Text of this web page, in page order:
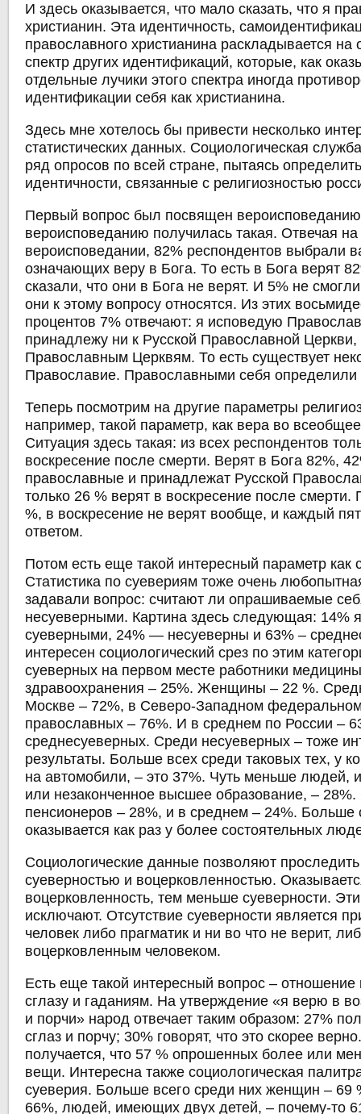
И здесь оказывается, что мало сказать, что я
христианин. Эта идентичность,
православного христианина раскладывается на
спектр других идентификаций, которые, как
отдельные лучики этого спектра иногда
идентификации себя как христианина.
Здесь мне хотелось бы привести несколько
статистических данных. Социологическая
ряд опросов по всей стране, пытаясь
идентичности, связанные с религиозностью
Первый вопрос был посвящен
вероисповеданию получилась такая. Отвечая
вероисповедании, 82% респондентов выбрали
означающих веру в Бога. То есть в Бога верят
сказали, что они в Бога не верят. И 5% не
они к этому вопросу относятся. Из этих
процентов 7% отвечают: я исповедую
принадлежу ни к Русской Православной Церкви,
Православным Церквям. То есть существует
Православие. Православными себя определили
Теперь посмотрим на другие параметры
например, такой параметр, как вера во
Ситуация здесь такая: из всех респондентов
воскресение после смерти. Верят в Бога 82%,
православные и принадлежат Русской
только 26 % верят в воскресение после смерти.
%, в воскресение не верят вообще, и каждый
ответом.
Потом есть еще такой интересный параметр как
Статистика по суевериям тоже очень
задавали вопрос: считают ли опрашиваемые
несуеверными. Картина здесь следующая: 14%
суеверными, 24% — несуеверны и 63% –
интересен социологический срез по этим
суеверных на первом месте работники
здравоохранения – 25%. Женщины – 22 %.
Москве – 72%, в Северо-Западном
православных – 76%. И в среднем по России –
среднесуеверных. Среди несуеверных – тоже
результаты. Больше всех среди таковых тех, у
на автомобили, – это 37%. Чуть меньше
или незаконченное высшее образование, –
пенсионеров – 28%, и в среднем – 24%. Больше
оказывается как раз у более состоятельных
Социологические данные позволяют
суеверностью и воцерковленностью.
воцерковленность, тем меньше суеверности.
исключают. Отсутствие суеверности является
человек либо прагматик и ни во что не верит,
воцерковленным человеком.
Есть еще такой интересный вопрос – отношение
сглазу и гаданиям. На утверждение «я верю в
и порчи» народ отвечает таким образом: 27%
сглаз и порчу; 30% говорят, что это скорее
получается, что 57 % опрошенных более или
вещи. Интересна также социологическая
суеверия. Больше всего среди них женщин – 69
66%, людей, имеющих двух детей, – почему-то